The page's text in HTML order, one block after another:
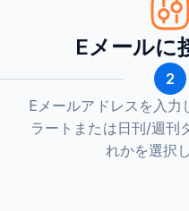
Eメールに
2
Eメールアドレスを入力
ラートまたは日刊/週刊
れかを選択